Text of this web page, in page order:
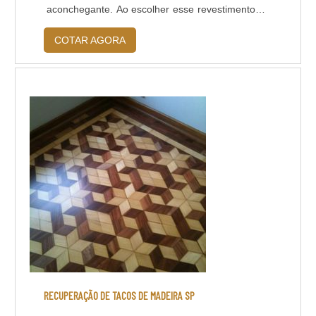
aconchegante. Ao escolher esse revestimento, o
cliente precisa estar ciente de que ele precisará
de alguns cuidados aos passar dos anos. Neste
caso, a saída ideal é a recuperação de tacos de
novos, pois com um bom serviço, o piso pod...
COTAR AGORA
RECUPERAÇÃO DE TACOS DE MADEIRA SP